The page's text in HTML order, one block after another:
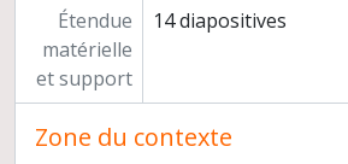
Activités d'expertise
Autres responsabilités
Carrière
Étendue
matérielle
et support
14 diapositives
Zone du contexte